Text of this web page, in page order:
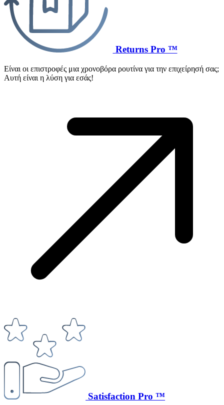
Returns Pro ™
Είναι οι επιστροφές μια χρονοβόρα ρουτίνα για την επιχείρησή σας;
Αυτή είναι η λύση για εσάς!
Satisfaction Pro ™